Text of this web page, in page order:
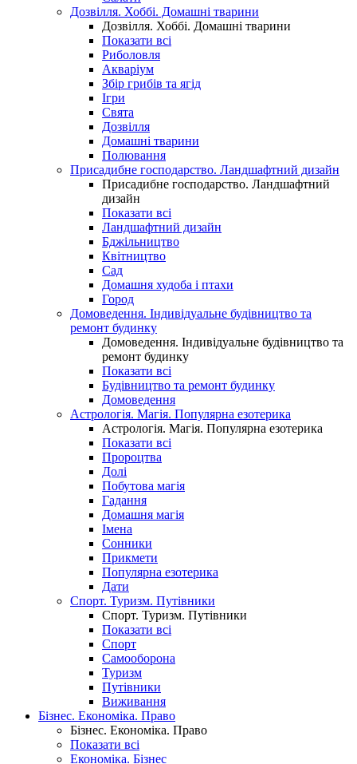
Дозвілля. Хоббі. Домашні тварини
Дозвілля. Хоббі. Домашні тварини
Показати всі
Риболовля
Акваріум
Збір грибів та ягід
Ігри
Свята
Дозвілля
Домашні тварини
Полювання
Присадибне господарство. Ландшафтний дизайн
Присадибне господарство. Ландшафтний
дизайн
Показати всі
Ландшафтний дизайн
Бджільництво
Квітництво
Сад
Домашня худоба і птахи
Город
Домоведення. Індивідуальне будівництво та
ремонт будинку
Домоведення. Індивідуальне будівництво та
ремонт будинку
Показати всі
Будівництво та ремонт будинку
Домоведення
Астрологія. Магія. Популярна езотерика
Астрологія. Магія. Популярна езотерика
Показати всі
Пророцтва
Долі
Побутова магія
Гадання
Домашня магія
Імена
Сонники
Прикмети
Популярна езотерика
Дати
Спорт. Туризм. Путівники
Спорт. Туризм. Путівники
Показати всі
Спорт
Самооборона
Туризм
Путівники
Виживання
Бізнес. Економіка. Право
Бізнес. Економіка. Право
Показати всі
Економіка. Бізнес